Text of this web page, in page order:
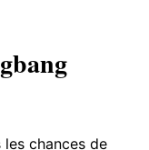
chances de